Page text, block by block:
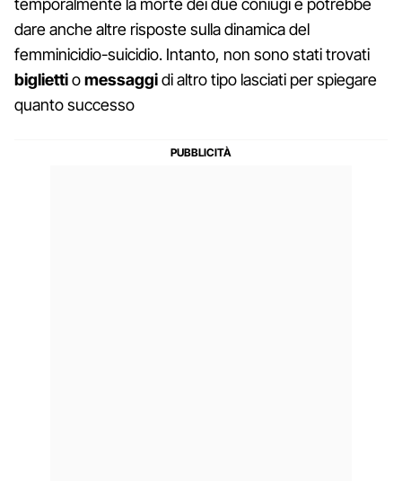
temporalmente la morte dei due coniugi e potrebbe
dare anche altre risposte sulla dinamica del
femminicidio-suicidio. Intanto, non sono stati trovati
bigliettiomessaggidi altro tipo lasciati per spiegare
quanto successo